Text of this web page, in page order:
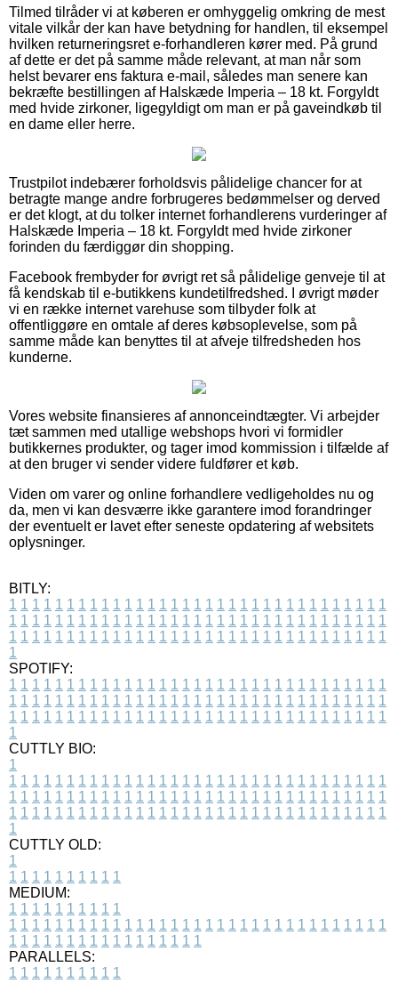
Tilmed tilråder vi at køberen er omhyggelig omkring de mest
vitale vilkår der kan have betydning for handlen, til eksempel
hvilken returneringsret e-forhandleren kører med. På grund
af dette er det på samme måde relevant, at man når som
helst bevarer ens faktura e-mail, således man senere kan
bekræfte bestillingen af Halskæde Imperia – 18 kt. Forgyldt
med hvide zirkoner, ligegyldigt om man er på gaveindkøb til
en dame eller herre.
Trustpilot indebærer forholdsvis pålidelige chancer for at
betragte mange andre forbrugeres bedømmelser og derved
er det klogt, at du tolker internet forhandlerens vurderinger af
Halskæde Imperia – 18 kt. Forgyldt med hvide zirkoner
forinden du færdiggør din shopping.
Facebook frembyder for øvrigt ret så pålidelige genveje til at
få kendskab til e-butikkens kundetilfredshed. I øvrigt møder
vi en række internet varehuse som tilbyder folk at
offentliggøre en omtale af deres købsoplevelse, som på
samme måde kan benyttes til at afveje tilfredsheden hos
kunderne.
Vores website finansieres af annonceindtægter. Vi arbejder
tæt sammen med utallige webshops hvori vi formidler
butikkernes produkter, og tager imod kommission i tilfælde af
at den bruger vi sender videre fuldfører et køb.
Viden om varer og online forhandlere vedligeholdes nu og
da, men vi kan desværre ikke garantere imod forandringer
der eventuelt er lavet efter seneste opdatering af websitets
oplysninger.
BITLY:
1 1 1 1 1 1 1 1 1 1 1 1 1 1 1 1 1 1 1 1 1 1 1 1 1 1 1 1 1 1 1 1 1
1 1 1 1 1 1 1 1 1 1 1 1 1 1 1 1 1 1 1 1 1 1 1 1 1 1 1 1 1 1 1 1 1
1 1 1 1 1 1 1 1 1 1 1 1 1 1 1 1 1 1 1 1 1 1 1 1 1 1 1 1 1 1 1 1 1
1
SPOTIFY:
1 1 1 1 1 1 1 1 1 1 1 1 1 1 1 1 1 1 1 1 1 1 1 1 1 1 1 1 1 1 1 1 1
1 1 1 1 1 1 1 1 1 1 1 1 1 1 1 1 1 1 1 1 1 1 1 1 1 1 1 1 1 1 1 1 1
1 1 1 1 1 1 1 1 1 1 1 1 1 1 1 1 1 1 1 1 1 1 1 1 1 1 1 1 1 1 1 1 1
1
CUTTLY BIO:
1
1 1 1 1 1 1 1 1 1 1 1 1 1 1 1 1 1 1 1 1 1 1 1 1 1 1 1 1 1 1 1 1 1
1 1 1 1 1 1 1 1 1 1 1 1 1 1 1 1 1 1 1 1 1 1 1 1 1 1 1 1 1 1 1 1 1
1 1 1 1 1 1 1 1 1 1 1 1 1 1 1 1 1 1 1 1 1 1 1 1 1 1 1 1 1 1 1 1 1
1
CUTTLY OLD:
1
1 1 1 1 1 1 1 1 1 1
MEDIUM:
1 1 1 1 1 1 1 1 1 1
1 1 1 1 1 1 1 1 1 1 1 1 1 1 1 1 1 1 1 1 1 1 1 1 1 1 1 1 1 1 1 1 1
1 1 1 1 1 1 1 1 1 1 1 1 1 1 1 1 1
PARALLELS:
1 1 1 1 1 1 1 1 1 1